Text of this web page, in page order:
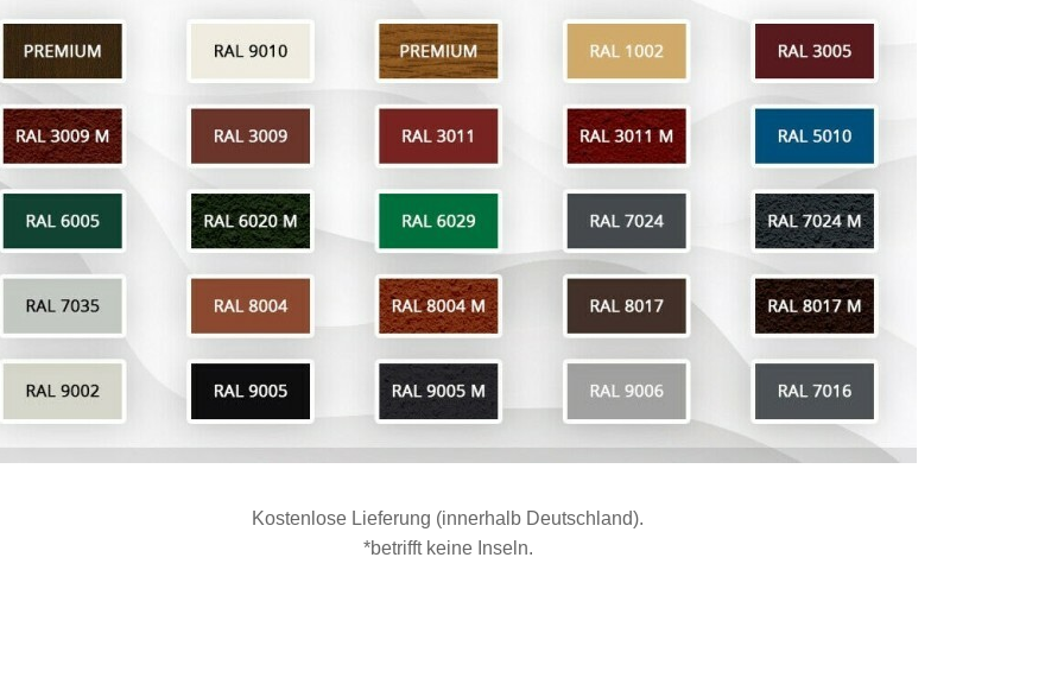
Kostenlose Lieferung (innerhalb Deutschland).
*betrifft keine Inseln.